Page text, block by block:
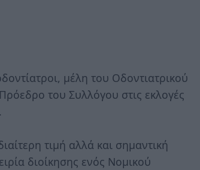
μέλη του Οδοντιατρικού
του Συλλόγου στις εκλογές
τιμή αλλά και σημαντική
διοίκησης ενός Νομικού